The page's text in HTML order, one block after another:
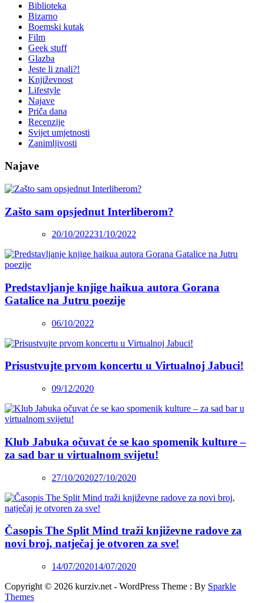
Biblioteka
Bizarno
Boemski kutak
Film
Geek stuff
Glazba
Jeste li znali?!
Književnost
Lifestyle
Najave
Priča dana
Recenzije
Svijet umjetnosti
Zanimljivosti
Najave
Zašto sam opsjednut Interliberom?
20/10/202231/10/2022
Predstavljanje knjige haikua autora Gorana
Gatalice na Jutru poezije
06/10/2022
Prisustvujte prvom koncertu u Virtualnoj Jabuci!
09/12/2020
Klub Jabuka očuvat će se kao spomenik kulture –
za sad bar u virtualnom svijetu!
27/10/202027/10/2020
Časopis The Split Mind traži književne radove za
novi broj, natječaj je otvoren za sve!
14/07/202014/07/2020
Copyright © 2026 kurziv.net - WordPress Theme : By Sparkle
Themes